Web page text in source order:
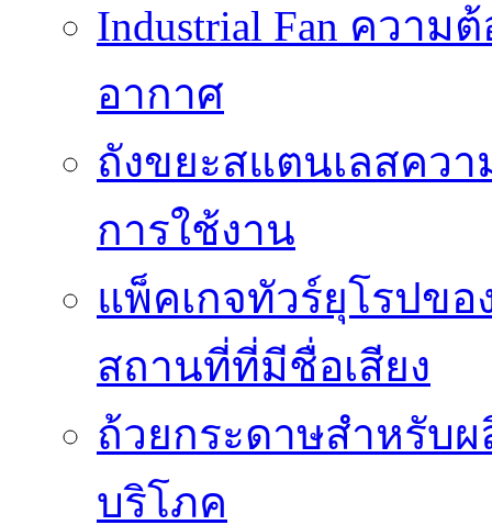
Industrial Fan ควา
อากาศ
ถังขยะสแตนเลสคว
การใช้งาน
แพ็คเกจทัวร์ยุโรปขอ
สถานที่ที่มีชื่อเสียง
ถ้วยกระดาษสำหรับ
บริโภค